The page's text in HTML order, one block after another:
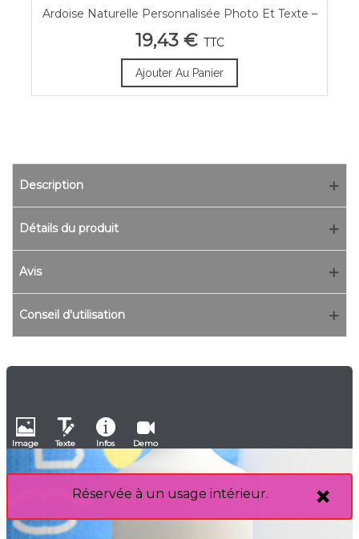
Ardoise Naturelle Personnalisée Photo Et Texte –
Déco Murale Chic
19,43 € TTC
Ajouter Au Panier
Description
Détails du produit
Avis
Conseil d'utilisation
Image Texte Infos Demo
Réservée à un usage intérieur.